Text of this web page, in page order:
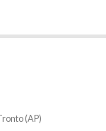
(AP)